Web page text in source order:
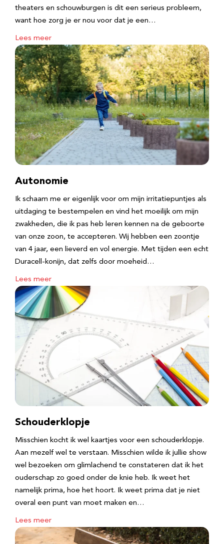
theaters en schouwburgen is dit een serieus probleem,
want hoe zorg je er nou voor dat je een…
Lees meer
Autonomie
Ik schaam me er eigenlijk voor om mijn irritatiepuntjes als
uitdaging te bestempelen en vind het moeilijk om mijn
zwakheden, die ik pas heb leren kennen na de geboorte
van onze zoon, te accepteren. Wij hebben een zoontje
van 4 jaar, een lieverd en vol energie. Met tijden een echt
Duracell-konijn, dat zelfs door moeheid…
Lees meer
Schouderklopje
Misschien kocht ik wel kaartjes voor een schouderklopje.
Aan mezelf wel te verstaan. Misschien wilde ik jullie show
wel bezoeken om glimlachend te constateren dat ik het
ouderschap zo goed onder de knie heb. Ik weet het
namelijk prima, hoe het hoort. Ik weet prima dat je niet
overal een punt van moet maken en…
Lees meer